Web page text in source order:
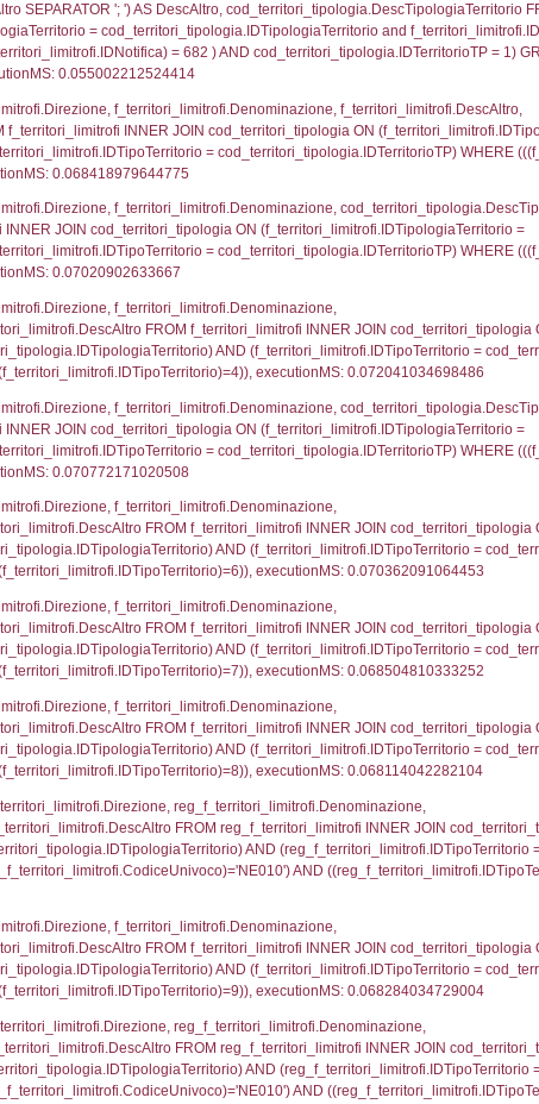
682;, executionMS: 0.0033571720123291
el_comuni.Comune as ComuneST,
as ProvinciaSL, el_regioni_1.Regione as
LEFT JOIN el_province ON
LEFT JOIN el_comuni AS el_comuni_1 ON
= el_province_1.IstProvincia) LEFT JOIN
0.00067281723022461
a2p.Nome FROM a2_ruolipersonale a2rp
AND ((a2rp.IDTipoPersonale)=1)), executionMS:
a2p.Nome FROM a2_ruolipersonale a2rp
AND ((a2rp.IDTipoPersonale)=3)), executionMS:
d1_controlli.IDEnte,
d1_controlli.Via, d1_controlli.Cap,
where IDNotifica=682, executionMS:
IDArticoloComma, Autorita, StatoIspezione,
DATE_FORMAT(DataUltimoPIR, '%d/
f_confini_stato.Distanza FROM
= 682;, executionMS: 0.00052809715270996
el_province.citta, el_comuni.Comune,
= el_province.IstProvincia) INNER JOIN
WHERE (((f_confini.IDNotifica)=682));,
SEPARATOR '; ')
) WHERE (
executionMS: